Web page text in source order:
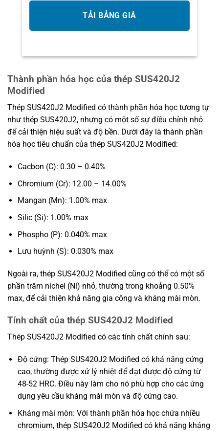
Thành phần hóa học của thép SUS420J2
Modified
Thép SUS420J2 Modified có thành phần hóa học tương tự
như thép SUS420J2, nhưng có một số sự điều chỉnh nhỏ
để cải thiện hiệu suất và độ bền. Dưới đây là thành phần
hóa học tiêu chuẩn của thép SUS420J2 Modified:
Cacbon (C): 0.30 – 0.40%
Chromium (Cr): 12.00 – 14.00%
Mangan (Mn): 1.00% max
Silic (Si): 1.00% max
Phospho (P): 0.040% max
Lưu huỳnh (S): 0.030% max
Ngoài ra, thép SUS420J2 Modified cũng có thể có một số
phần trăm níchel (Ni) nhỏ, thường trong khoảng 0.50%
max, để cải thiện khả năng gia công và kháng mài mòn.
Tính chất của thép SUS420J2 Modified
Thép SUS420J2 Modified có các tính chất chính sau:
Độ cứng: Thép SUS420J2 Modified có khả năng cứng
cao, thường được xử lý nhiệt để đạt được độ cứng từ
48-52 HRC. Điều này làm cho nó phù hợp cho các ứng
dụng yêu cầu kháng mài mòn và độ cứng cao.
Kháng mài mòn: Với thành phần hóa học chứa nhiều
chromium, thép SUS420J2 Modified có khả năng kháng